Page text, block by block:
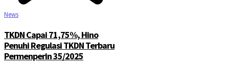
News
TKDN Capai 71,75%, Hino
Penuhi Regulasi TKDN Terbaru
Permenperin 35/2025